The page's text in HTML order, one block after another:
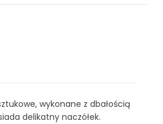
wykonane z dbałością
delikatny naczółek.